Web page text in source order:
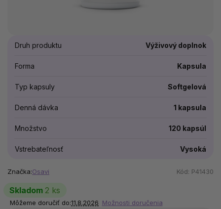
Značka:Osavi Kód: P41430
Druh produktu Výživový doplnok
Forma Kapsula
Typ kapsuly Softgelová
Denná dávka 1 kapsula
Množstvo 120 kapsúl
Vstrebateľnosť Vysoká
Skladom 2 ks
Môžeme doručiť do:11.8.2026 Možnosti doručenia